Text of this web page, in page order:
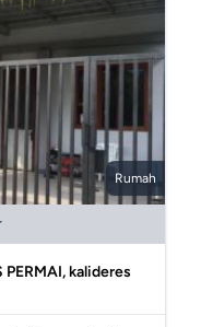
Rumah
kalideres